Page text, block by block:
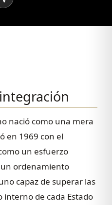
nació como una mera
en 1969 con el
un esfuerzo
ordenamiento
capaz de superar las
interno de cada Estado